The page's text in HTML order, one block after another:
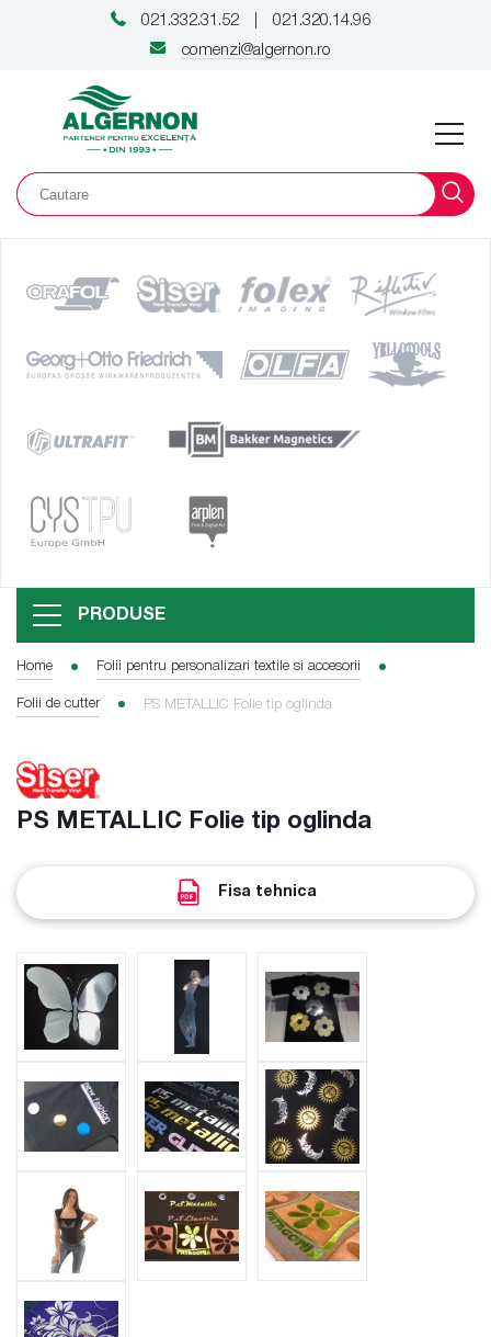
021.332.31.52
021.320.14.96
comenzi@algernon.ro
PRODUSE
Home Folii pentru personalizari textile si accesorii
Folii de cutter PS METALLIC Folie tip oglinda
PS METALLIC Folie tip oglinda
Fisa tehnica